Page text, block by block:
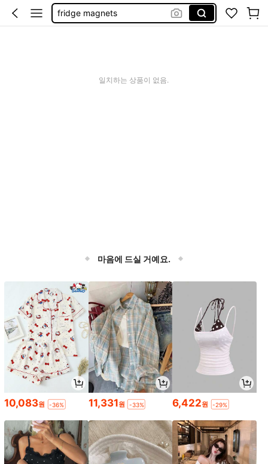
fridge magnets
일치하는 상품이 없음.
마음에 드실 거예요.
10,083원 -36% 11,331원 -33% 6,422원 -29%